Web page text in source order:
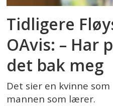
Tidligere
OAvis: – Har
det bak meg
Det sier en kvinne
mannen som lærer.